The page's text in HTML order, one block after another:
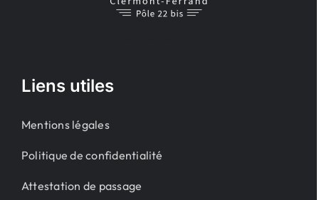
Liens utiles
Mentions légales
Politique de confidentialité
Attestation de passage